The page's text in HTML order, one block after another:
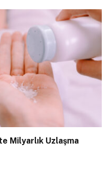
Milyarlık Uzlaşma